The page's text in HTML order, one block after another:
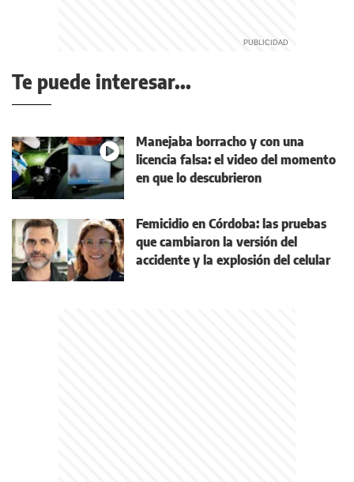
Te puede interesar...
Manejaba borracho y con una
licencia falsa: el video del momento
en que lo descubrieron
Femicidio en Córdoba: las pruebas
que cambiaron la versión del
accidente y la explosión del celular